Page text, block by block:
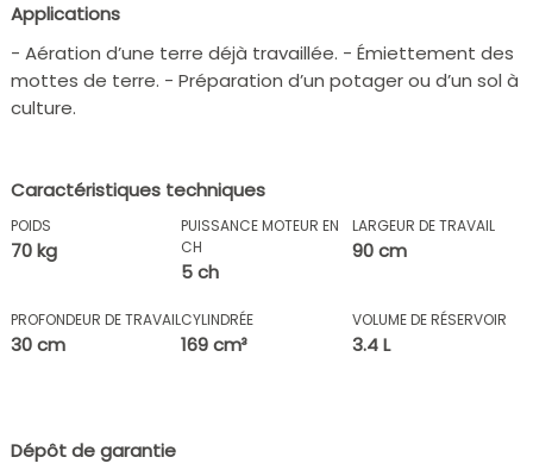
Applications
- Aération d’une terre déjà travaillée. - Émiettement des
mottes de terre. - Préparation d’un potager ou d’un sol à
culture.
Caractéristiques techniques
POIDS
70 kg
PUISSANCE MOTEUR EN
CH
5 ch
LARGEUR DE TRAVAIL
90 cm
PROFONDEUR DE TRAVAIL
30 cm
CYLINDRÉE
169 cm³
VOLUME DE RÉSERVOIR
3.4 L
Dépôt de garantie